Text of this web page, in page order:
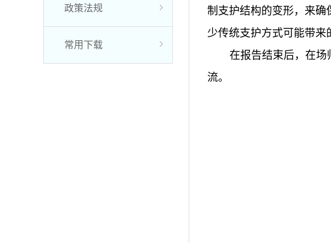
政策法规
常用下载
制支护结构的变形，来确
少传统支护方式可能带来
在报告结束后，在场
流。